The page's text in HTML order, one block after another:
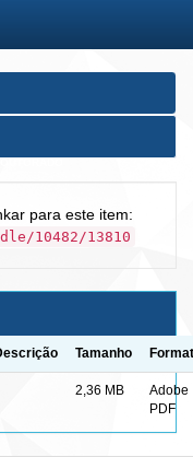
para este item:
10482/13810
Tamanho
2,36 MB
Adobe
PDF